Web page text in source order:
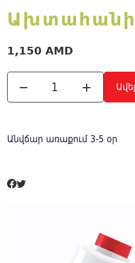
1,150 AMD
Անվճար առաքում 3-5 օր